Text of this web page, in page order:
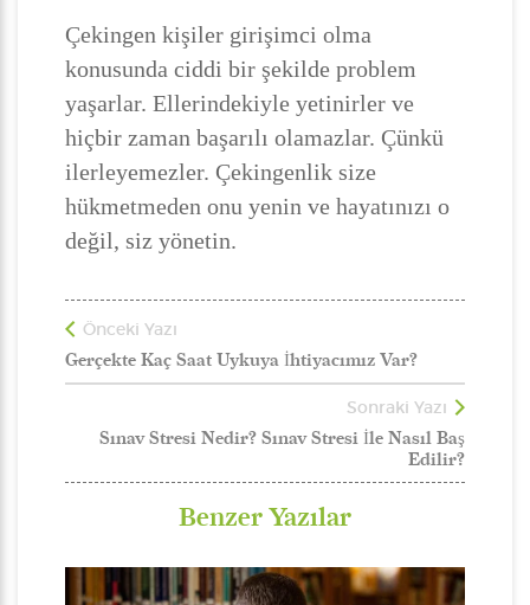
Çekingen kişiler girişimci olma
konusunda ciddi bir şekilde problem
yaşarlar. Ellerindekiyle yetinirler ve
hiçbir zaman başarılı olamazlar. Çünkü
ilerleyemezler. Çekingenlik size
hükmetmeden onu yenin ve hayatınızı o
değil, siz yönetin.
Önceki Yazı
Gerçekte Kaç Saat Uykuya İhtiyacımız Var?
Sonraki Yazı
Sınav Stresi Nedir? Sınav Stresi İle Nasıl Baş
Edilir?
Benzer Yazılar